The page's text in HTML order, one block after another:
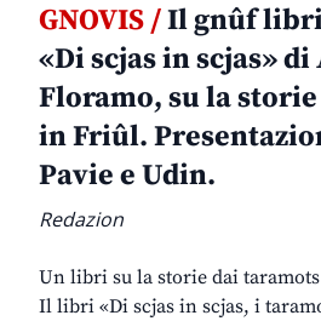
GNOVIS /Il gnûf
«Di scjas in scjas»
Floramo, su la
in Friûl.
Pavie e Udin.
Redazion
Un libri su la storie dai
Il libri «Di scjas in scjas, i